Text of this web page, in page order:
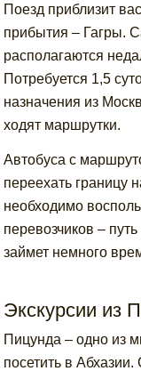
Поезд приблизит
прибытия – Гагры.
располагаются
Потребуется 1,5
назначения из
ходят маршрутки.
Автобуса с
переехать границу
необходимо
перевозчиков –
займет немного
Экскурсии из
Пицунда – одно из
посетить в